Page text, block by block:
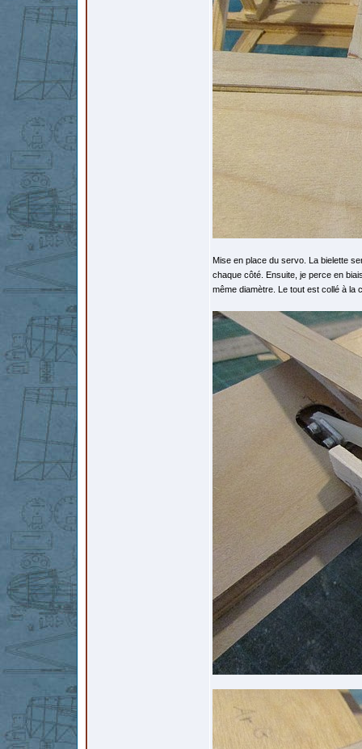
Mise en place du servo. La bielette
chaque côté. Ensuite, je perce en
même diamètre. Le tout est collé à la